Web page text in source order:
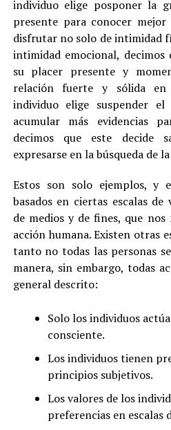
individuo elige posponer la
presente para conocer
disfrutar no solo de intimidad
intimidad emocional,
su placer presente y
relación fuerte y sólida
individuo elige suspender
acumular más evidencias
decimos que este decide
expresarse en la búsqueda de
Estos son solo ejemplos, y
basados en ciertas escalas de
de medios y de fines, que
acción humana. Existen otras
tanto no todas las personas
manera, sin embargo, todas
general descrito:
Solo los individuos
consciente.
Los individuos tienen
principios subjetivos.
Los valores de los
preferencias en escalas